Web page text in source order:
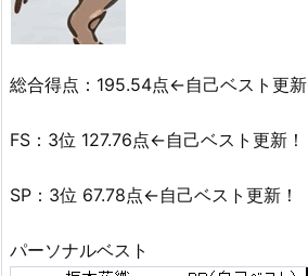
総合得点：195.54点←自己ベスト更新
FS：3位 127.76点←自己ベスト更新！
SP：3位 67.78点←自己ベスト更新！
パーソナルベスト